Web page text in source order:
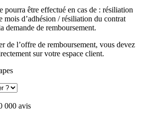
pourra être effectué en cas de : résiliation
mois d’adhésion / résiliation du contrat
demande de remboursement.
de l’offre de remboursement, vous devez
sur votre espace client.
000 avis